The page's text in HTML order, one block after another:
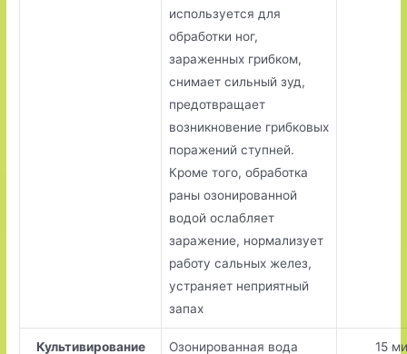
используется для
обработки ног,
зараженных грибком,
снимает сильный зуд,
предотвращает
возникновение грибковых
поражений ступней.
Кроме того, обработка
раны озонированной
водой ослабляет
заражение, нормализует
работу сальных желез,
устраняет неприятный
запах
Культивирование Озонированная вода 15